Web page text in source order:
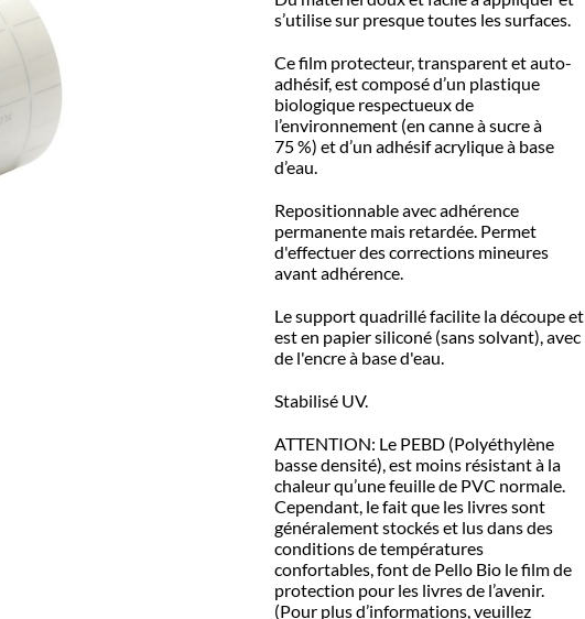
s’utilise sur presque toutes les surfaces.
Ce film protecteur, transparent et auto-
adhésif, est composé d’un plastique
biologique respectueux de
l’environnement (en canne à sucre à
75 %) et d’un adhésif acrylique à base
d’eau.
Repositionnable avec adhérence
permanente mais retardée. Permet
d'effectuer des corrections mineures
avant adhérence.
Le support quadrillé facilite la découpe et
est en papier siliconé (sans solvant), avec
de l'encre à base d'eau.
Stabilisé UV.
ATTENTION: Le PEBD (Polyéthylène
basse densité), est moins résistant à la
chaleur qu’une feuille de PVC normale.
Cependant, le fait que les livres sont
généralement stockés et lus dans des
conditions de températures
confortables, font de Pello Bio le film de
protection pour les livres de l’avenir.
(Pour plus d’informations, veuillez